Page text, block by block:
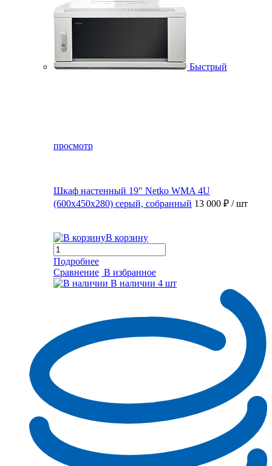
Быстрый
просмотр
Шкаф настенный 19″ Netko WMA 4U
(600x450x280) серый, собранный 13 000 ₽ / шт
В корзину
Подробнее
Сравнение В избранное
В наличии 4 шт